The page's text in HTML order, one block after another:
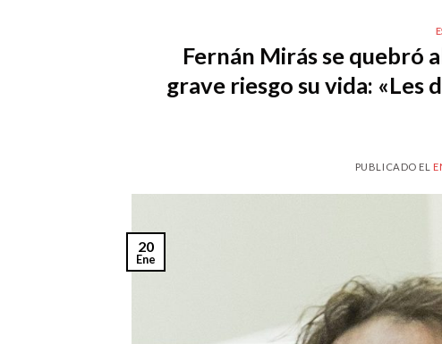
Fernán Mirás se quebró
grave riesgo su vida: «Les
PUBLICADO EL
20
Ene